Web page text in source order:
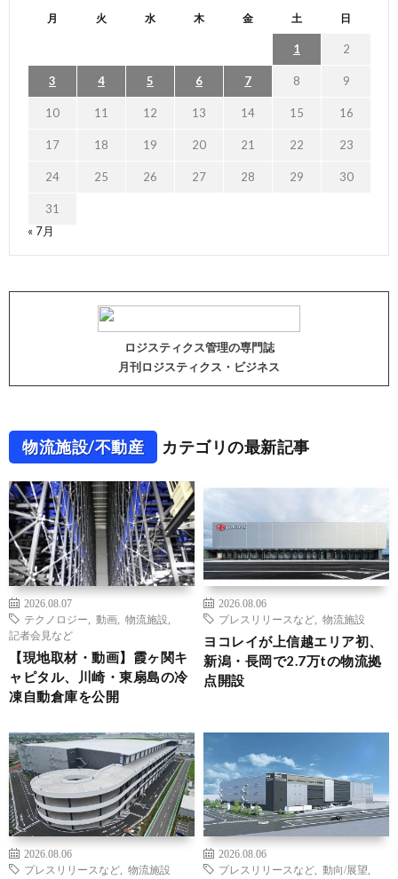
月 火 水 木 金 土 日
1 2
3 4 5 6 7 8 9
10 11 12 13 14 15 16
17 18 19 20 21 22 23
24 25 26 27 28 29 30
31
« 7月
ロジスティクス管理の専門誌
月刊ロジスティクス・ビジネス
物流施設/不動産 カテゴリの最新記事
2026.08.07
テクノロジー
動画 物流施設
記者会見など
【現地取材・動画】霞ヶ関キ
ャピタル、川崎・東扇島の冷
凍自動倉庫を公開
2026.08.06
プレスリリースなど
物流施設
ヨコレイが上信越エリア初、
新潟・長岡で2.7万tの物流拠
点開設
2026.08.06
プレスリリースなど
物流施設
2026.08.06
プレスリリースなど
動向/展望